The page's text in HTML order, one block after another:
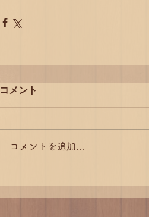
コメント
コメントを追加…